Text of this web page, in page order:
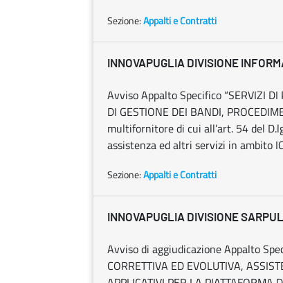
Sezione:Appalti e Contratti
INNOVAPUGLIA DIVISIONE
Avviso Appalto Specifico “SERVIZI DI
DI GESTIONE DEI BANDI,
multifornitore di cui all’art. 54 del
assistenza ed altri servizi in ambito
Sezione:Appalti e Contratti
INNOVAPUGLIA DIVISIONE
Avviso di aggiudicazione Appalto
CORRETTIVA ED EVOLUTIVA,